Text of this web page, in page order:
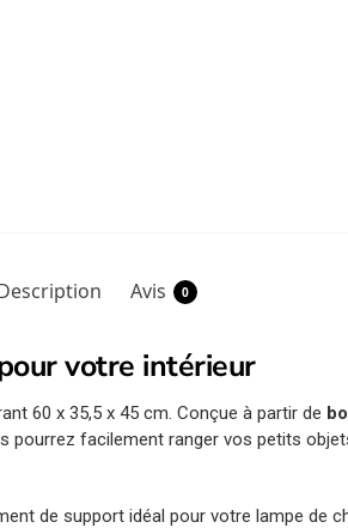
Avis 0
votre intérieur
60 x 35,5 x 45 cm. Conçue à partir de
pourrez facilement ranger vos petits
de support idéal pour votre lampe de